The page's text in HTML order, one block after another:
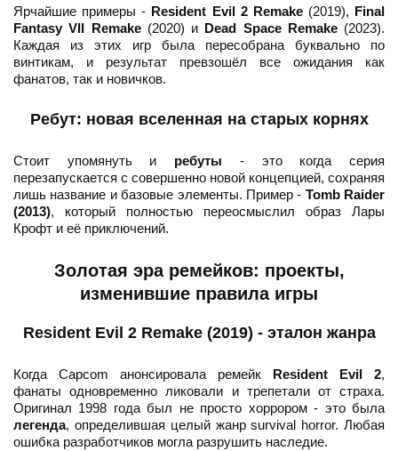
Ярчайшие примеры - Resident Evil 2 Remake(2019), Final
Fantasy VII Remake(2020) и Dead Space Remake(2023).
Каждая из этих игр была пересобрана буквально по
винтикам, и результат превзошёл все ожидания как
фанатов, так и новичков.
Ребут: новая вселенная на старых корнях
Стоит упомянуть и ребуты - это когда серия
перезапускается с совершенно новой концепцией, сохраняя
лишь название и базовые элементы. Пример - Tomb Raider
(2013), который полностью переосмыслил образ Лары
Крофт и её приключений.
Золотая эра ремейков: проекты,
изменившие правила игры
Resident Evil 2 Remake (2019) - эталон жанра
Когда Capcom анонсировала ремейк Resident Evil 2,
фанаты одновременно ликовали и трепетали от страха.
Оригинал 1998 года был не просто хоррором - это была
легенда, определившая целый жанр survival horror. Любая
ошибка разработчиков могла разрушить наследие.